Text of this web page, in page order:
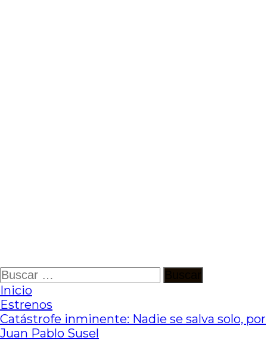
Ir
al
contenido
Buscar:
Inicio
Estrenos
Catástrofe inminente: Nadie se salva solo, por
Juan Pablo Susel